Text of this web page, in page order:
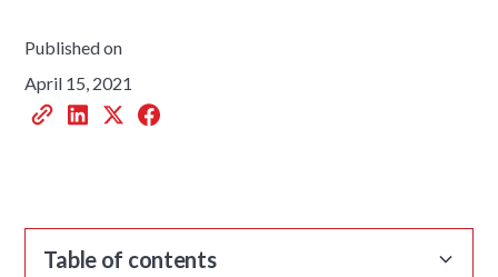
Published on
April 15, 2021
Table of contents